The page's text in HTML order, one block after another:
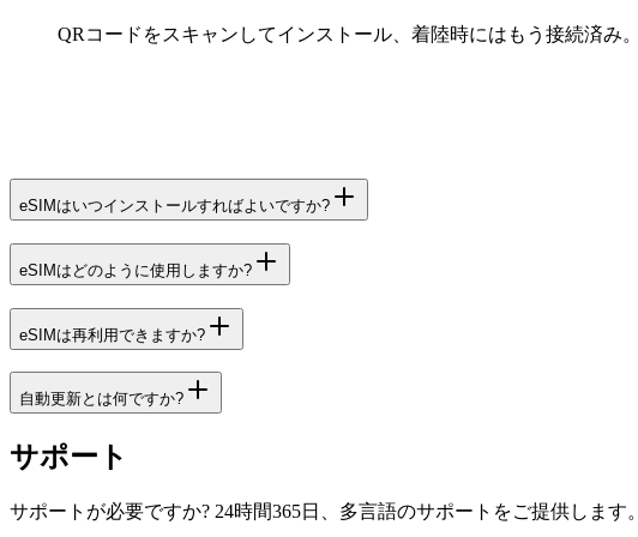
QRコードをスキャンしてインストール、着陸時にはもう接続済み。
eSIMはいつインストールすればよいですか?
eSIMはどのように使用しますか?
eSIMは再利用できますか?
自動更新とは何ですか?
サポート
サポートが必要ですか? 24時間365日、多言語のサポートをご提供します。